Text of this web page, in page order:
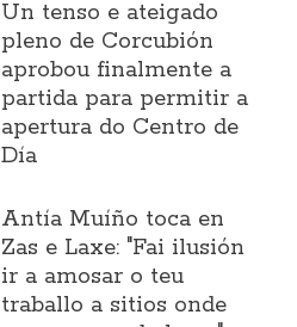
Un tenso e ateigado
pleno de Corcubión
aprobou finalmente a
partida para permitir a
apertura do Centro de
Día
Antía Muíño toca en
Zas e Laxe: "Fai ilusión
ir a amosar o teu
traballo a sitios onde